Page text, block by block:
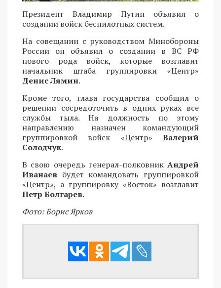
Президент Владимир Путин объявил о
создании войск беспилотных систем.
На совещании с руководством Минобороны
России он объявил о создании в ВС РФ
нового рода войск, которые возглавит
начальник штаба группировки «Центр»
Денис Лямин.
Кроме того, глава государства сообщил о
решении сосредоточить в одних руках все
службы тыла. На должность по этому
направлению назначен командующий
группировкой войск «Центр» Валерий
Солодчук.
В свою очередь генерал-полковникАндрей
Иванаев будет командовать группировкой
«Центр», а группировку «Восток» возглавит
Петр Болгарев.
Фото: Борис Ярков